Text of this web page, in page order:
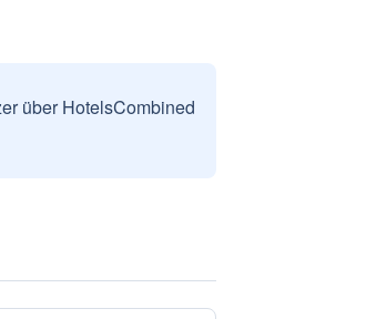
über HotelsCombined